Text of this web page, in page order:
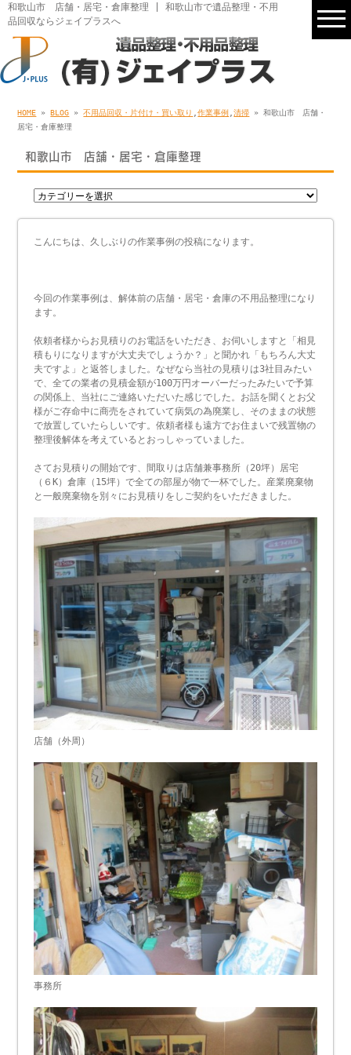
和歌山市 店舗・居宅・倉庫整理 | 和歌山市で遺品整理・不用
品回収ならジェイプラスへ
HOME »BLOG »不用品回収・片付け・買い取り ,作業事例 ,清掃 » 和歌山市 店舗・
居宅・倉庫整理
和歌山市 店舗・居宅・倉庫整理
こんにちは、久しぶりの作業事例の投稿になります。
今回の作業事例は、解体前の店舗・居宅・倉庫の不用品整理になり
ます。
依頼者様からお見積りのお電話をいただき、お伺いしますと「相見
積もりになりますが大丈夫でしょうか？」と聞かれ「もちろん大丈
夫ですよ」と返答しました。なぜなら当社の見積りは3社目みたい
で、全ての業者の見積金額が100万円オーバーだったみたいで予算
の関係上、当社にご連絡いただいた感じでした。お話を聞くとお父
様がご存命中に商売をされていて病気の為廃業し、そのままの状態
で放置していたらしいです。依頼者様も遠方でお住まいで残置物の
整理後解体を考えているとおっしゃっていました。
さてお見積りの開始です、間取りは店舗兼事務所（20坪）居宅
（６K）倉庫（15坪）で全ての部屋が物で一杯でした。産業廃棄物
と一般廃棄物を別々にお見積りをしご契約をいただきました。
店舗（外周）
事務所